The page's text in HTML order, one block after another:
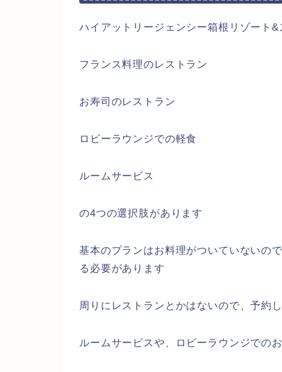
ハイアットリージェンシー箱根リゾート&
フランス料理のレストラン
お寿司のレストラン
ロビーラウンジでの軽食
ルームサービス
の4つの選択肢があります
基本のプランはお料理がついていないの
る必要があります
周りにレストランとかはないので、予約
ルームサービスや、ロビーラウンジでの